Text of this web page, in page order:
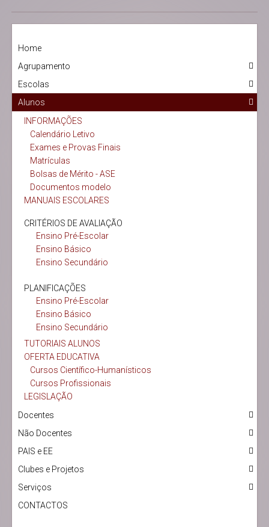
Home
Agrupamento
Escolas
Alunos
INFORMAÇÕES
Calendário Letivo
Exames e Provas Finais
Matrículas
Bolsas de Mérito - ASE
Documentos modelo
MANUAIS ESCOLARES
CRITÉRIOS DE AVALIAÇÃO
Ensino Pré-Escolar
Ensino Básico
Ensino Secundário
PLANIFICAÇÕES
Ensino Pré-Escolar
Ensino Básico
Ensino Secundário
TUTORIAIS ALUNOS
OFERTA EDUCATIVA
Cursos Científico-Humanísticos
Cursos Profissionais
LEGISLAÇÃO
Docentes
Não Docentes
PAIS e EE
Clubes e Projetos
Serviços
CONTACTOS